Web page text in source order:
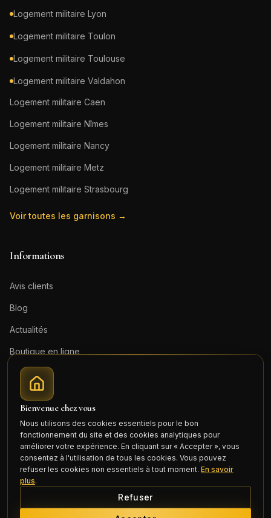
Logement militaire Lyon
Logement militaire Toulon
Logement militaire Toulouse
Logement militaire Valdahon
Logement militaire Caen
Logement militaire Nîmes
Logement militaire Nancy
Logement militaire Metz
Logement militaire Strasbourg
Voir toutes les garnisons →
Informations
Avis clients
Blog
Actualités
Boutique en ligne
Contact
Mentions légales
Connexion
Bienvenue chez vous
Nous utilisons des cookies essentiels pour le bon
fonctionnement du site et des cookies analytiques pour
améliorer votre expérience. En cliquant sur « Accepter », vous
consentez à l'utilisation de tous les cookies. Vous pouvez
refuser les cookies non essentiels à tout moment. En savoir
plus.
Refuser